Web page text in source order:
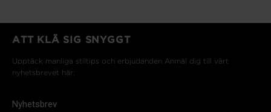
ATT KLÄ SIG SNYGGT
Upptäck manliga stiltips och erbjudanden Anmäl dig till vårt
nyhetsbrevet här:
Nyhetsbrev